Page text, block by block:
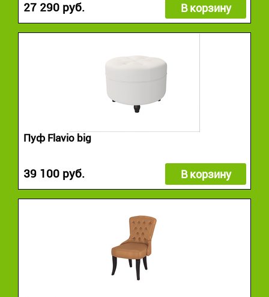
27 290 руб. В корзину
Пуф Flavio big
39 100 руб. В корзину